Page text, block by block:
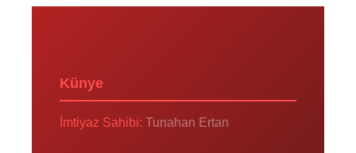
Künye
İmtiyaz Sahibi: Tunahan Ertan